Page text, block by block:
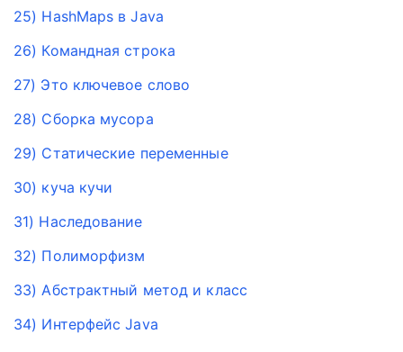
25) HashMaps в Java
26) Командная строка
27) Это ключевое слово
28) Сборка мусора
29) Статические переменные
30) куча кучи
31) Наследование
32) Полиморфизм
33) Абстрактный метод и класс
34) Интерфейс Java